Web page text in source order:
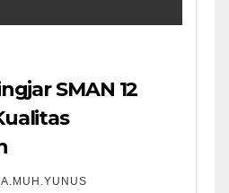
SMAN 12
A.MUH.YUNUS